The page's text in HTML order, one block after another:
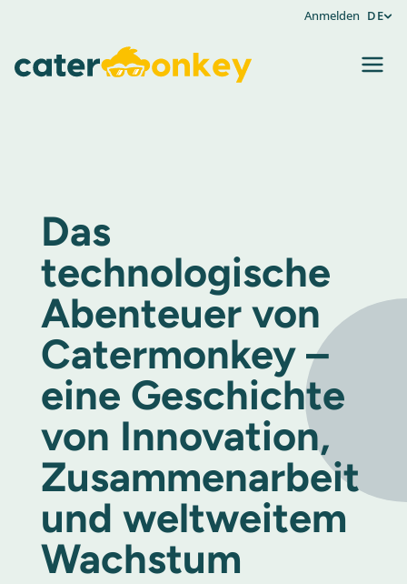
Anmelden DE
Das
technologische
Abenteuer von
Catermonkey –
eine Geschichte
von Innovation,
Zusammenarbeit
und weltweitem
Wachstum